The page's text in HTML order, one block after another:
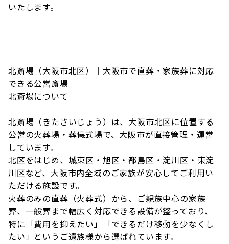
いたします。
北斎場（大阪市北区）｜大阪市で直葬・家族葬に対応
できる公営斎場
北斎場について
北斎場（きたさいじょう）は、大阪市北区に位置する
公営の火葬場・葬儀式場で、大阪市が直接管理・運営
しています。
北区をはじめ、城東区・旭区・都島区・淀川区・東淀
川区など、大阪市内全域のご家族が安心してご利用い
ただける施設です。
火葬のみの直葬（火葬式）から、ご親族中心の家族
葬、一般葬まで幅広く対応できる設備が整っており、
特に「費用を抑えたい」「できるだけ移動を少なくし
たい」というご遺族様から選ばれています。